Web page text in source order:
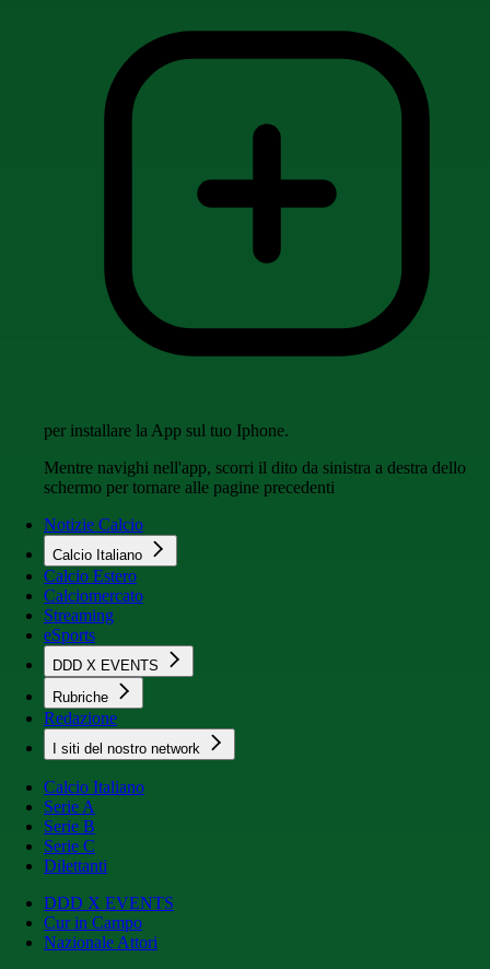
per installare la App sul tuo Iphone.
Mentre navighi nell'app, scorri il dito da sinistra a destra dello
schermo per tornare alle pagine precedenti
Notizie Calcio
Calcio Italiano
Calcio Estero
Calciomercato
Streaming
eSports
DDD X EVENTS
Rubriche
Redazione
I siti del nostro network
Calcio Italiano
Serie A
Serie B
Serie C
Dilettanti
DDD X EVENTS
Cur in Campo
Nazionale Attori